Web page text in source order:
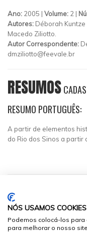
Ano: 2005 | Volume: 2 |
Autores: Déborah
Macedo Ziliotto.
Autor Correspondente:
dmziliotto@feevale.br
RESUMOS
RESUMO PORTUGUÊS:
A partir de elementos
do Rio dos Sinos a partir
NÓS USAMOS COOKIES
Podemos colocá-los
para melhorar o nosso